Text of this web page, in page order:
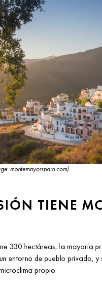
montemayorspain.com)
TIENE
330 hectáreas, la mayoría
entorno de pueblo privado, y
propio.